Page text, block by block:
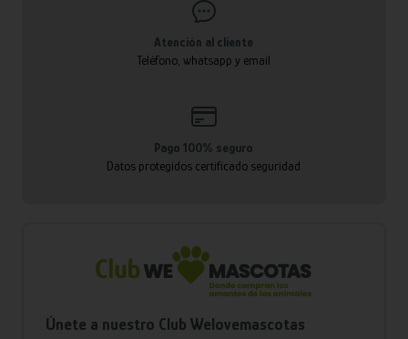
Atención al cliente
Teléfono, whatsapp y email
Pago 100% seguro
Datos protegidos certificado seguridad
Únete a nuestro Club Welovemascotas